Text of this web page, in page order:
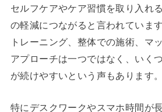
セルフケアやケア習慣を取り入れ
の軽減につながると言われていま
トレーニング、整体での施術、マ
アプローチは一つではなく、いく
が続けやすいという声もあります。
特にデスクワークやスマホ時間が